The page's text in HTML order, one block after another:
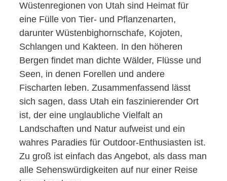
Wüstenregionen von Utah sind Heimat für
eine Fülle von Tier- und Pflanzenarten,
darunter Wüstenbighornschafe, Kojoten,
Schlangen und Kakteen. In den höheren
Bergen findet man dichte Wälder, Flüsse und
Seen, in denen Forellen und andere
Fischarten leben. Zusammenfassend lässt
sich sagen, dass Utah ein faszinierender Ort
ist, der eine unglaubliche Vielfalt an
Landschaften und Natur aufweist und ein
wahres Paradies für Outdoor-Enthusiasten ist.
Zu groß ist einfach das Angebot, als dass man
alle Sehenswürdigkeiten auf nur einer Reise